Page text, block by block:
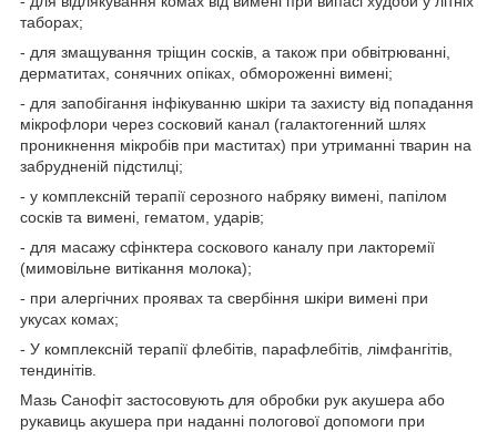
таборах;
- для змащування тріщин сосків, а також при обвітрюванні,
дерматитах, сонячних опіках, обмороженні вимені;
- для запобігання інфікуванню шкіри та захисту від попадання
мікрофлори через сосковий канал (галактогенний шлях
проникнення мікробів при маститах) при утриманні тварин на
забрудненій підстилці;
- у комплексній терапії серозного набряку вимені, папілом
сосків та вимені, гематом, ударів;
- для масажу сфінктера соскового каналу при лакторемії
(мимовільне витікання молока);
- при алергічних проявах та свербіння шкіри вимені при
укусах комах;
- У комплексній терапії флебітів, парафлебітів, лімфангітів,
тендинітів.
Мазь Санофіт застосовують для обробки рук акушера або
рукавиць акушера при наданні пологової допомоги при